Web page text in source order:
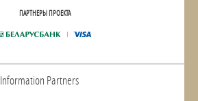
ПАРТНЕРЫ ПРОЕКТА
Information Partners